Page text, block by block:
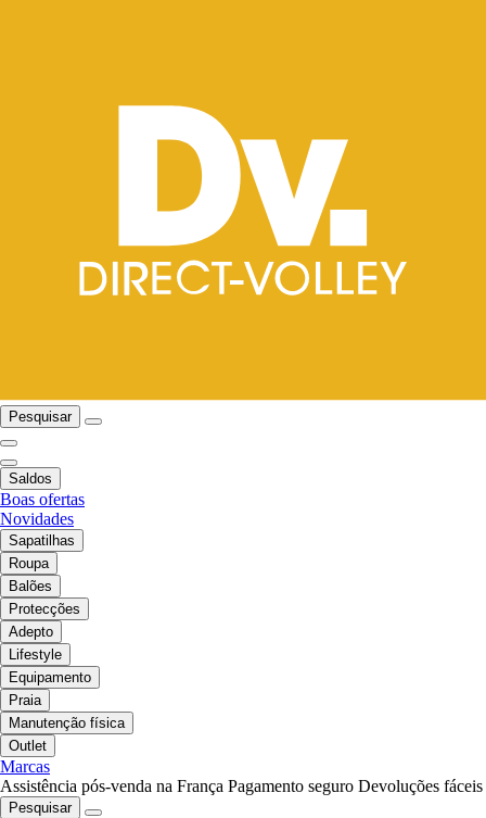
Pesquisar
Saldos
Boas ofertas
Novidades
Sapatilhas
Roupa
Balões
Protecções
Adepto
Lifestyle
Equipamento
Praia
Manutenção física
Outlet
Marcas
Assistência pós-venda na França Pagamento seguro Devoluções fáceis
Pesquisar